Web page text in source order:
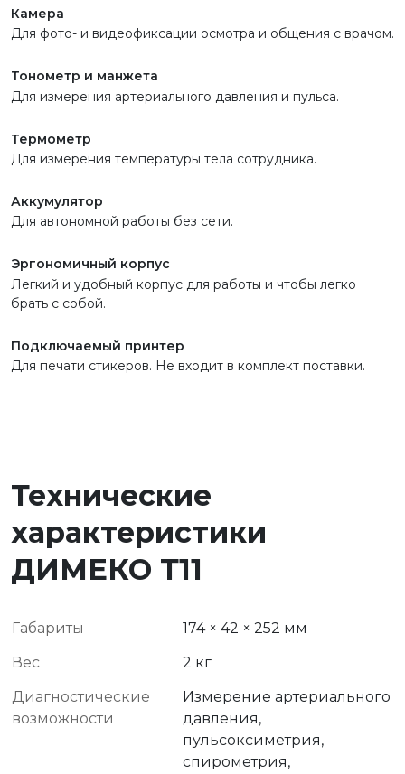
Камера
Для фото- и видеофиксации осмотра и общения с врачом.
Тонометр и манжета
Для измерения артериального давления и пульса.
Термометр
Для измерения температуры тела сотрудника.
Аккумулятор
Для автономной работы без сети.
Эргономичный корпус
Легкий и удобный корпус для работы и чтобы легко
брать с собой.
Подключаемый принтер
Для печати стикеров. Не входит в комплект поставки.
Технические
характеристики
ДИМЕКО Т11
Габариты
174 × 42 × 252 мм
Вес
2 кг
Диагностические
возможности
Измерение артериального
давления,
пульсоксиметрия,
спирометрия,